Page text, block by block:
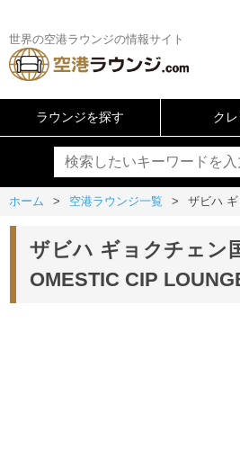
世界の空港ラウンジの情報サイト
ラウンジを探す ク
ホーム 空港ラウンジ一覧 ザビハ
ザビハ ギョクチェン
OMESTIC CIP